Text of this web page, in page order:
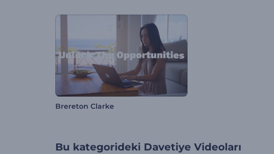
Brereton Clarke
Bu kategorideki Davetiye Videoları